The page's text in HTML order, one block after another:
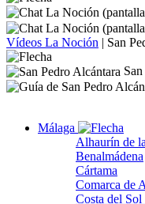
Vídeos La Noción | San
Málaga
Alhaurín de
Benalmádena
Cártama
Comarca de
Costa del